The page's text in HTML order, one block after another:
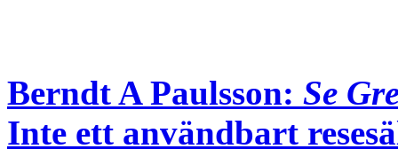
Berndt A Paulsson: Se
Inte ett användbart